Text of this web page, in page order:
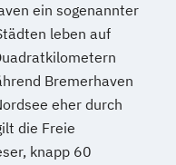
ein sogenannter
leben auf
Bremerhaven
eher durch
die Freie
knapp 60